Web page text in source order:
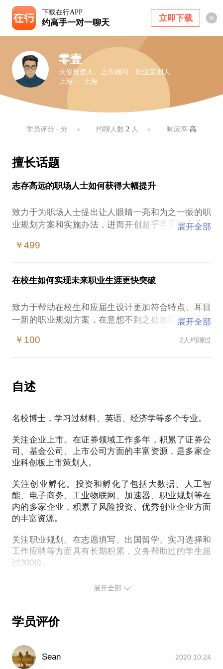
下载在行APP
约高手一对一聊天 立即下载
零壹
天使投资人、上市顾问、职业策划人
上海 ・ 上海
学员评分 - 分 约聊人数 2 人 响应率高
擅长话题
志存高远的职场人士如何获得大幅提升
致力于为职场人士提出让人眼睛一亮和为之一振的职
业规划方案和实施办法，进而开创超乎寻常的事业。
技术、产品能力出色的人士；认为身价远未体现自身
案例一：引荐某即将奔四、销售能力尤其出色的人士
年薪大幅增长的同时实现从中层到高管的跨越进而持
有一定股份使身价倍增。
专业背景的人士进行反复梳理，挖掘潜在能力和资源
优势，将开展与上市公司在定向增发和并购业务方面
的合作作为推进重点，短时间内即取得明显成效。
……………………
展开全部
￥499
在校生如何实现未来职业生涯更快突破
致力于帮助在校生和应届生设计更加符合特点、耳目
一新的职业规划方案，在意想不到之处发现更好的办
针对性方案提升能力；第二通过拓展视野找到与认可
——特别强烈的进取心、利他精神。
茫，于是和他商量制定了实习六家不同单位、每家单
选择的力量是无穷的。
案例二：具有金融学背景辅修计算机专业的名校硕士
找工作，首先想到的是去一家金融类单位，在拓展他
的思路后，引荐其到一家人工智能优秀创业企业。个
人职业生涯得以取得较快发展的一个主要原因是，这
家企业的估值在一年时间里增长3倍至10亿——个人
案例三：某三本高校会计学专业本科生，不愿意从事
会计工作，引荐其去了一家帮助有需求的企业在阿里
中小企业高管多达200位，在短时间内学到了知识、
其offer，最后去了一家既能实现年薪较多增长又能持
案例四：帮助某药物化学专业硕士改变原有思路，去
展开全部
￥100 2人约聊过
自述
名校博士，学习过材料、英语、经济学等多个专业。
关注企业上市。在证券领域工作多年，积累了证券公
司、基金公司、上市公司方面的丰富资源，是多家企
业科创板上市策划人。
关注创业孵化。投资和孵化了包括大数据、人工智
能、电子商务、工业物联网、加速器、职业规划等在
内的多家企业，积累了风险投资、优秀创业企业方面
的丰富资源。
关注职业规划。在志愿填写、出国留学、实习选择和
工作应聘等方面具有长期积累，义务帮助过的学生超
过300位。
聚焦打造职场明星。将积累的资源和经验用于职场明
展开全部
学员评价
Sean 2020.10.24